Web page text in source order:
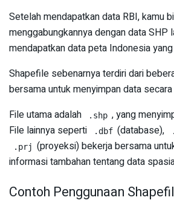
Setelah mendapatkan data RBI, kamu
menggabungkannya dengan data SHP
mendapatkan data peta Indonesia
Shapefile sebenarnya terdiri dari
bersama untuk menyimpan data
File utama adalah
.shp , yang
File lainnya seperti
.dbf (database),
.prj (proyeksi) bekerja bersama
informasi tambahan tentang data
Contoh Penggunaan